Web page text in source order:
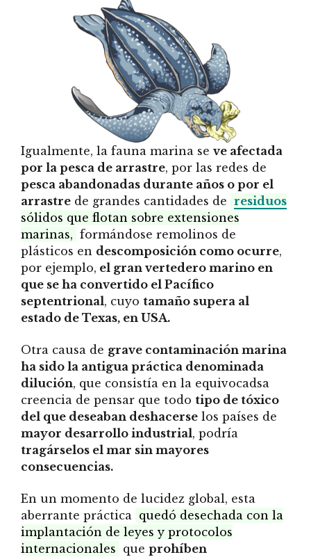
Igualmente, la fauna marina se ve afectada
por la pesca de arrastre, por las redes de
pesca abandonadas durante años o por el
arrastre de grandes cantidades de residuos
sólidos que flotan sobre extensiones
marinas, formándose remolinos de
plásticos en descomposición como ocurre,
por ejemplo, el gran vertedero marino en
que se ha convertido el Pacífico
septentrional, cuyo tamaño supera al
estado de Texas, en USA.
Otra causa de grave contaminación marina
ha sido la antigua práctica denominada
dilución, que consistía en la equivocadsa
creencia de pensar que todo tipo de tóxico
del que deseaban deshacerse los países de
mayor desarrollo industrial, podría
tragárselos el mar sin mayores
consecuencias.
En un momento de lucidez global, esta
aberrante práctica quedó desechada con la
implantación de leyes y protocolos
internacionales que prohíben